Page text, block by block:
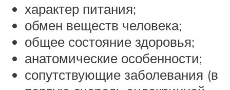
характер питания;
обмен веществ человека;
общее состояние здоровья;
анатомические особенности;
сопутствующие заболевания (в